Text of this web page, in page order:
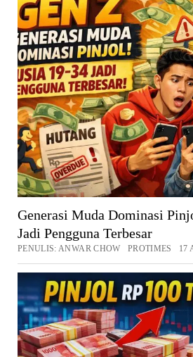
Generasi Muda Dominasi
Jadi Pengguna Terbesar
PENULIS: ANWAR CHOW PROTIMES 17